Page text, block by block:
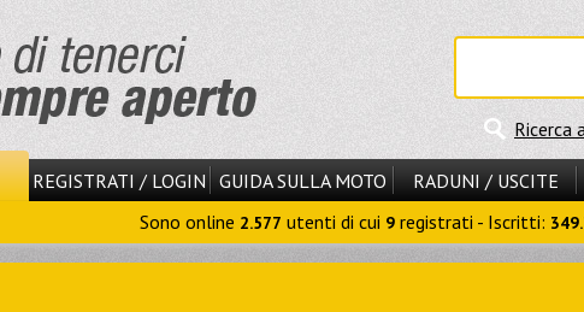
Ricerca
REGISTRATI / LOGIN GUIDA SULLA MOTO RADUNI / USCITE
Sono online 2.577 utenti di cui 9 registrati - Iscritti: